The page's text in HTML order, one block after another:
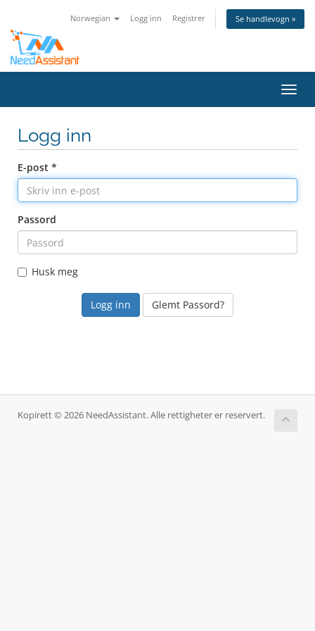
Norwegian Logg inn Registrer Se handlevogn »
Bytt
Logg inn
E-post *
Passord
Husk meg
Glemt Passord?
Kopirett © 2026 NeedAssistant. Alle rettigheter er reservert.